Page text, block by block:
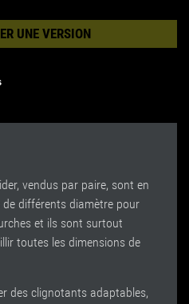
UNE VERSION
vendus par paire, sont en
différents diamètre pour
et ils sont surtout
toutes les dimensions de
des clignotants adaptables,